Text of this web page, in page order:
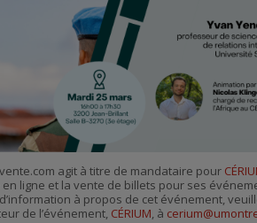
agit à titre de mandataire pour
en ligne et la vente de billets pour ses
à propos de cet événement,
de l’événement, CÉRIUM, à